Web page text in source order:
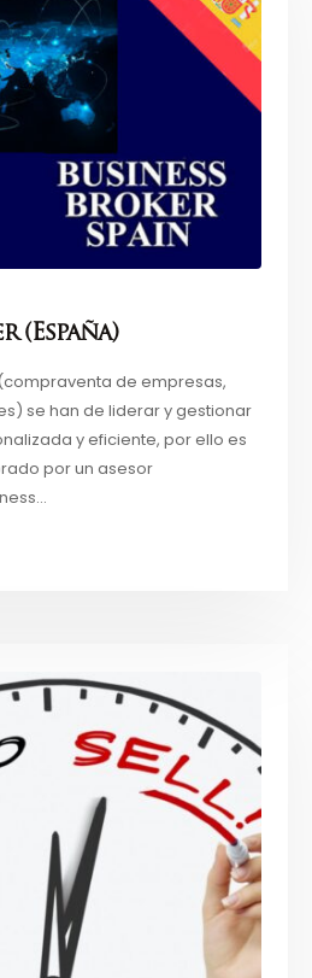
(España)
de empresas,
se han de liderar y gestionar
y eficiente, por ello es
por un asesor